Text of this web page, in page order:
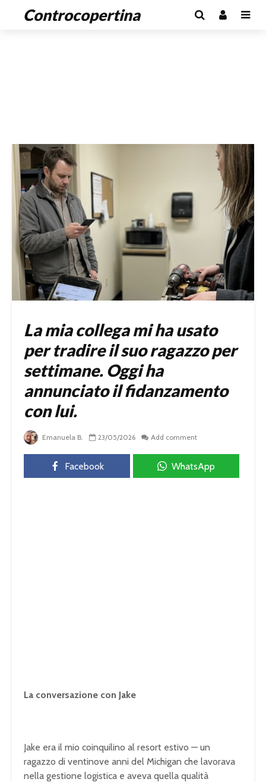
Controcopertina
La mia collega mi ha usato
per tradire il suo ragazzo per
settimane. Oggi ha
annunciato il fidanzamento
con lui.
Emanuela B. 23/05/2026 Add comment
Facebook WhatsApp
La conversazione con Jake
Jake era il mio coinquilino al resort estivo — un
ragazzo di ventinove anni del Michigan che lavorava
nella gestione logistica e aveva quella qualità